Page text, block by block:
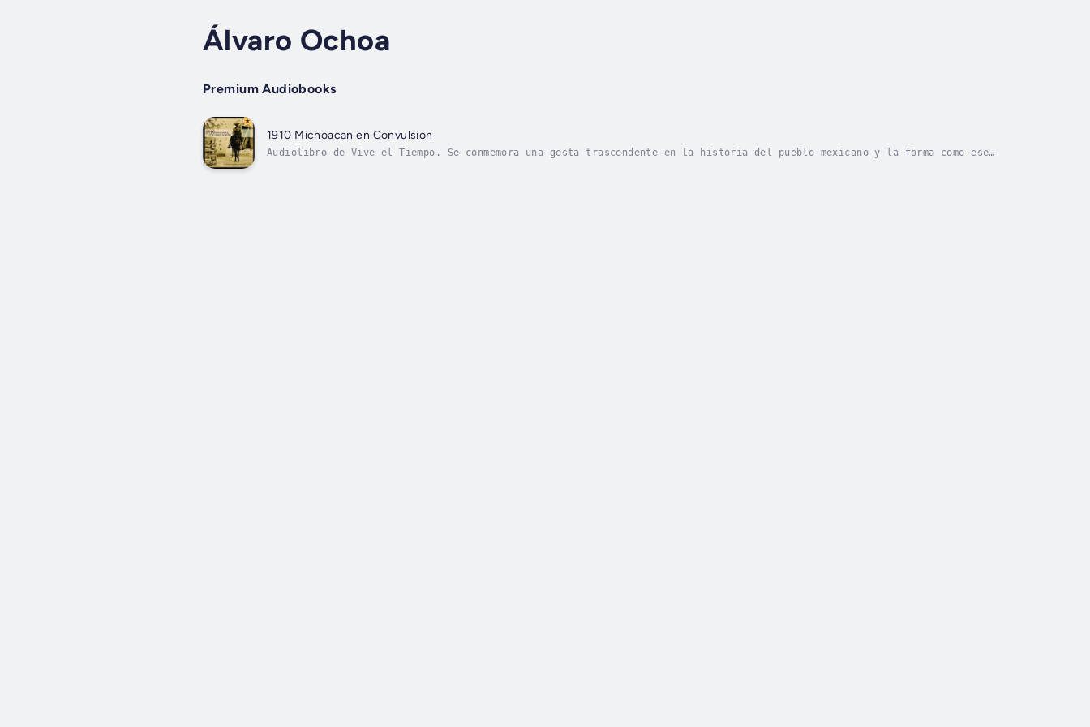
Álvaro Ochoa
Premium Audiobooks
1910 Michoacan en Convulsion
Audiolibro de Vive el Tiempo. Se conmemora una gesta trascendente en la historia del pueblo mexicano y la forma como ese